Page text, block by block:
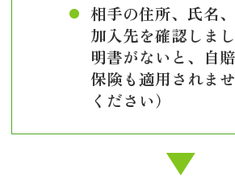
相手の住所、氏名
加入先を確認しま
明書がないと、自
保険も適用されま
ください）